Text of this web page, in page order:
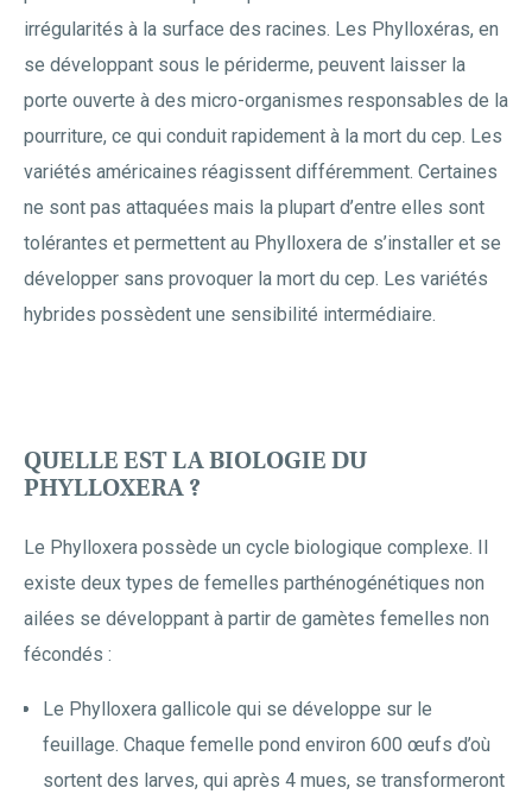
irrégularités à la surface des racines. Les Phylloxéras, en
se développant sous le périderme, peuvent laisser la
porte ouverte à des micro-organismes responsables de la
pourriture, ce qui conduit rapidement à la mort du cep. Les
variétés américaines réagissent différemment. Certaines
ne sont pas attaquées mais la plupart d’entre elles sont
tolérantes et permettent au Phylloxera de s’installer et se
développer sans provoquer la mort du cep. Les variétés
hybrides possèdent une sensibilité intermédiaire.
QUELLE EST LA BIOLOGIE DU
PHYLLOXERA ?
Le Phylloxera possède un cycle biologique complexe. Il
existe deux types de femelles parthénogénétiques non
ailées se développant à partir de gamètes femelles non
fécondés :
Le Phylloxera gallicole qui se développe sur le
feuillage. Chaque femelle pond environ 600 œufs d’où
sortent des larves, qui après 4 mues, se transformeront